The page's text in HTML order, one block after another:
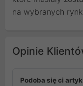
na wybranych
Opinie
Podoba się ci